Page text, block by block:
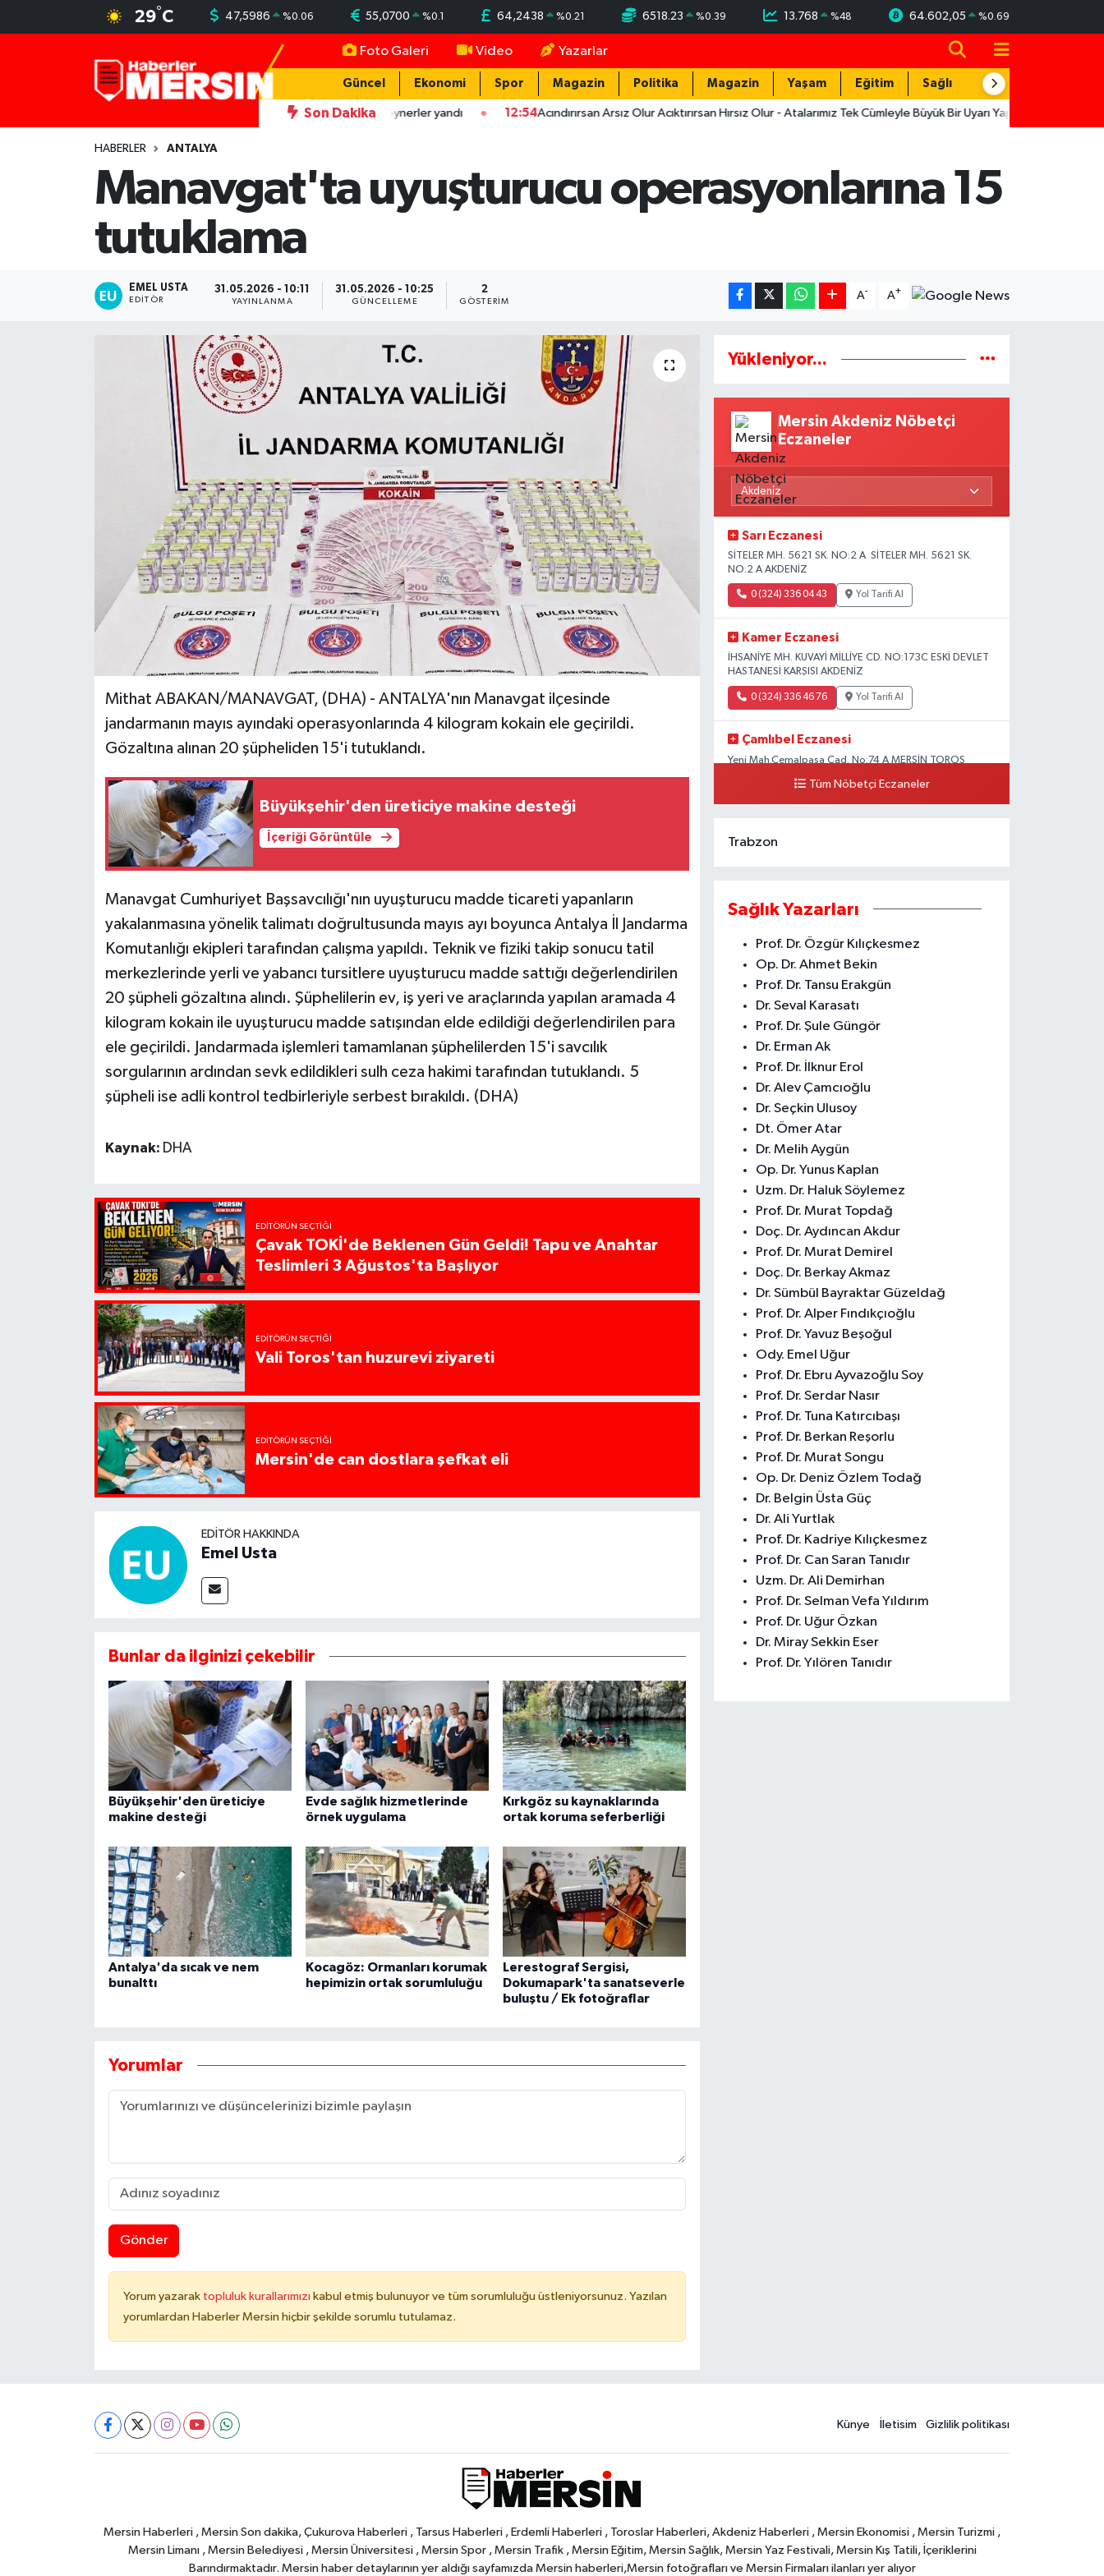
29°C 47,5986 %0.06 55,0700 %0.1 64,2438 %0.21 6518.23 %0.39 13.768 %48 64.602,05 %0.69
Foto Galeri Video Yazarlar
Güncel Ekonomi Spor Magazin Politika Magazin Yaşam Eğitim Sağlık Teknoloji
Son Dakika
İşçilerin kaldığı konteynerler yandı 12:54Acındırırsan Arsız Olur Acıktırırsan Hırsız Olur - Atalarımız Tek Cümleyle Büyük Bir Uyarı Yapmış
HABERLER ANTALYA
Manavgat'ta uyuşturucu operasyonlarına 15
tutuklama
EMEL USTA
EDITÖR
31.05.2026 - 10:11
YAYINLANMA
31.05.2026 - 10:25
GÜNCELLEME
2
GÖSTERIM
A- A+
Mithat ABAKAN/MANAVGAT, (DHA) - ANTALYA'nın Manavgat ilçesinde
jandarmanın mayıs ayındaki operasyonlarında 4 kilogram kokain ele geçirildi.
Gözaltına alınan 20 şüpheliden 15'i tutuklandı.
Büyükşehir'den üreticiye makine desteği
İçeriği Görüntüle
Manavgat Cumhuriyet Başsavcılığı'nın uyuşturucu madde ticareti yapanların
yakalanmasına yönelik talimatı doğrultusunda mayıs ayı boyunca Antalya İl Jandarma
Komutanlığı ekipleri tarafından çalışma yapıldı. Teknik ve fiziki takip sonucu tatil
merkezlerinde yerli ve yabancı tursitlere uyuşturucu madde sattığı değerlendirilen
20 şüpheli gözaltına alındı. Şüphelilerin ev, iş yeri ve araçlarında yapılan aramada 4
kilogram kokain ile uyuşturucu madde satışından elde edildiği değerlendirilen para
ele geçirildi. Jandarmada işlemleri tamamlanan şüphelilerden 15'i savcılık
sorgularının ardından sevk edildikleri sulh ceza hakimi tarafından tutuklandı. 5
şüpheli ise adli kontrol tedbirleriyle serbest bırakıldı. (DHA)
Kaynak: DHA
EDITÖRÜN SEÇTIĞI
Çavak TOKİ'de Beklenen Gün Geldi! Tapu ve Anahtar
Teslimleri 3 Ağustos'ta Başlıyor
EDITÖRÜN SEÇTIĞI
Vali Toros'tan huzurevi ziyareti
EDITÖRÜN SEÇTIĞI
Mersin'de can dostlara şefkat eli
EDITÖR HAKKINDA
Emel Usta
Bunlar da ilginizi çekebilir
Büyükşehir'den üreticiye
makine desteği
Evde sağlık hizmetlerinde
örnek uygulama
Kırkgöz su kaynaklarında
ortak koruma seferberliği
Antalya'da sıcak ve nem
bunalttı
Kocagöz: Ormanları korumak
hepimizin ortak sorumluluğu
Lerestograf Sergisi,
Dokumapark'ta sanatseverle
buluştu / Ek fotoğraflar
Yorumlar
Gönder
Yorum yazarak topluluk kurallarımızı kabul etmiş bulunuyor ve tüm sorumluluğu üstleniyorsunuz. Yazılan
yorumlardan Haberler Mersin hiçbir şekilde sorumlu tutulamaz.
Yükleniyor...
Mersin Akdeniz Nöbetçi
Eczaneler
Sarı Eczanesi
SİTELER MH. 5621 SK. NO:2 A SİTELER MH. 5621 SK.
NO:2 A AKDENİZ
0 (324) 336 04 43 Yol Tarifi Al
Kamer Eczanesi
İHSANİYE MH. KUVAYİ MİLLİYE CD. NO:173C ESKİ DEVLET
HASTANESİ KARŞISI AKDENİZ
0 (324) 336 46 76 Yol Tarifi Al
Çamlıbel Eczanesi
Yeni Mah.Cemalpaşa Cad. No:74 A MERSİN TOROS
KARŞISI ARAS KARGO YANITüm Nöbetçi Eczaneler
Trabzon
Sağlık Yazarları
Prof. Dr. Özgür Kılıçkesmez
Op. Dr. Ahmet Bekin
Prof. Dr. Tansu Erakgün
Dr. Seval Karasatı
Prof. Dr. Şule Güngör
Dr. Erman Ak
Prof. Dr. İlknur Erol
Dr. Alev Çamcıoğlu
Dr. Seçkin Ulusoy
Dt. Ömer Atar
Dr. Melih Aygün
Op. Dr. Yunus Kaplan
Uzm. Dr. Haluk Söylemez
Prof. Dr. Murat Topdağ
Doç. Dr. Aydıncan Akdur
Prof. Dr. Murat Demirel
Doç. Dr. Berkay Akmaz
Dr. Sümbül Bayraktar Güzeldağ
Prof. Dr. Alper Fındıkçıoğlu
Prof. Dr. Yavuz Beşoğul
Ody. Emel Uğur
Prof. Dr. Ebru Ayvazoğlu Soy
Prof. Dr. Serdar Nasır
Prof. Dr. Tuna Katırcıbaşı
Prof. Dr. Berkan Reşorlu
Prof. Dr. Murat Songu
Op. Dr. Deniz Özlem Todağ
Dr. Belgin Üsta Güç
Dr. Ali Yurtlak
Prof. Dr. Kadriye Kılıçkesmez
Prof. Dr. Can Saran Tanıdır
Uzm. Dr. Ali Demirhan
Prof. Dr. Selman Vefa Yıldırım
Prof. Dr. Uğur Özkan
Dr. Miray Sekkin Eser
Prof. Dr. Yılören Tanıdır
Künye İletisim Gizlilik politikası
Mersin Haberleri , Mersin Son dakika, Çukurova Haberleri , Tarsus Haberleri , Erdemli Haberleri , Toroslar Haberleri, Akdeniz Haberleri , Mersin Ekonomisi , Mersin Turizmi ,
Mersin Limanı , Mersin Belediyesi , Mersin Üniversitesi , Mersin Spor , Mersin Trafik , Mersin Eğitim, Mersin Sağlık, Mersin Yaz Festivali, Mersin Kış Tatili, İçeriklerini
Barındırmaktadır. Mersin haber detaylarının yer aldığı sayfamızda Mersin haberleri,Mersin fotoğrafları ve Mersin Firmaları ilanları yer alıyor
Mersin Nöbetçi Eczaneler
Mersin Hava Durumu
Mersin Trafik Yoğunluk Haritası
Süper Lig Puan Durumu ve Fikstür
Tüm Manşetler
Haber Arşivi